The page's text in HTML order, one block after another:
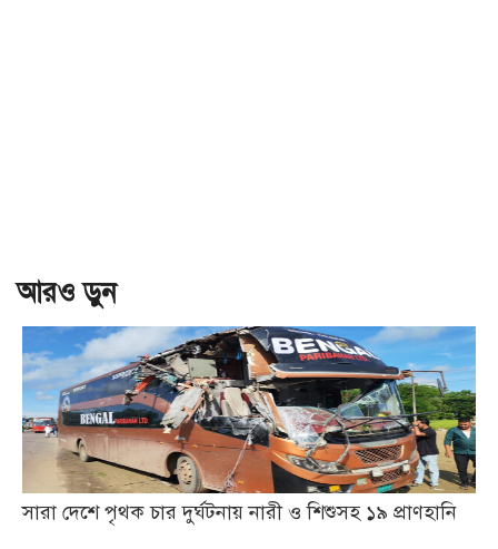
আরও ড়ুন
সারা দেশে পৃথক চার দুর্ঘটনায় নারী ও শিশুসহ ১৯ প্রাণহানি